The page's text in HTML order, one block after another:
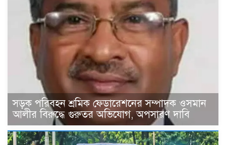
সড়ক পরিবহন শ্রমিক ফেডারেশনের সম্পাদক ওসমান
আলীর বিরুদ্ধে গুরুতর অভিযোগ, অপসারণ দাবি